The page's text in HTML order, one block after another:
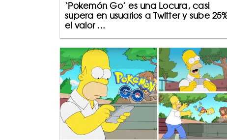
‘Pokemón Go’ es una Locura, casi
supera en usuarios a Twitter y sube
el valor ...